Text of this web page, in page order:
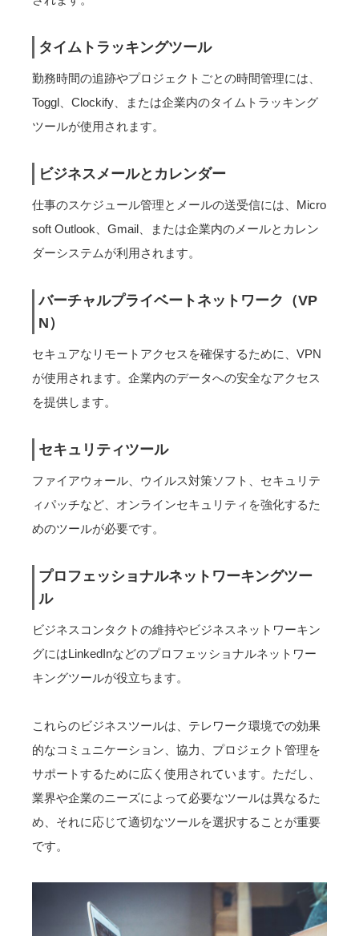
タイムトラッキングツール
勤務時間の追跡やプロジェクトごとの時間管理には、
Toggl、Clockify、または企業内のタイムトラッキング
ツールが使用されます。
ビジネスメールとカレンダー
仕事のスケジュール管理とメールの送受信には、Micro
soft Outlook、Gmail、または企業内のメールとカレン
ダーシステムが利用されます。
バーチャルプライベートネットワーク（VP
N）
セキュアなリモートアクセスを確保するために、VPN
が使用されます。企業内のデータへの安全なアクセス
を提供します。
セキュリティツール
ファイアウォール、ウイルス対策ソフト、セキュリテ
ィパッチなど、オンラインセキュリティを強化するた
めのツールが必要です。
プロフェッショナルネットワーキングツー
ル
ビジネスコンタクトの維持やビジネスネットワーキン
グにはLinkedInなどのプロフェッショナルネットワー
キングツールが役立ちます。
これらのビジネスツールは、テレワーク環境での効果
的なコミュニケーション、協力、プロジェクト管理を
サポートするために広く使用されています。ただし、
業界や企業のニーズによって必要なツールは異なるた
め、それに応じて適切なツールを選択することが重要
です。